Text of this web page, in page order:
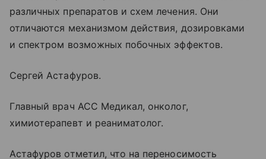
различных препаратов и схем лечения. Они
отличаются механизмом действия, дозировками
и спектром возможных побочных эффектов.
Сергей Астафуров.
Главный врач АСС Медикал, онколог,
химиотерапевт и реаниматолог.
Астафуров отметил, что на переносимость